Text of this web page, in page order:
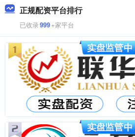
正规配资平台排行
已收录999+家平台